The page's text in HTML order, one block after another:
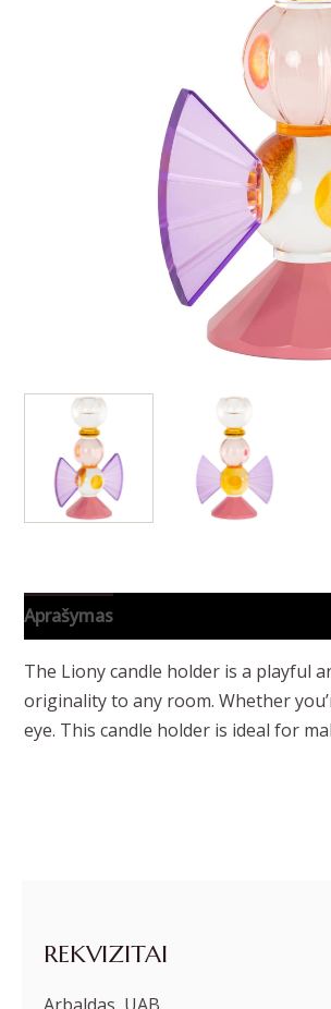
Aprašymas
The Liony candle holder is a playful
originality to any room. Whether
eye. This candle holder is ideal for
REKVIZITAI